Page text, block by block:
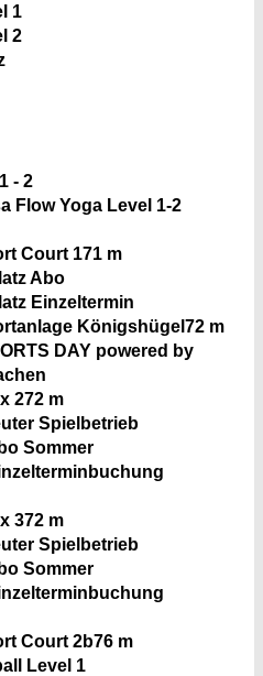
1
2
- 2
Flow Yoga Level 1-2
Court 171 m
Abo
Einzeltermin
Königshügel72 m
DAY powered by
272 m
Spielbetrieb
Sommer
372 m
Spielbetrieb
Sommer
Court 2b76 m
Level 1